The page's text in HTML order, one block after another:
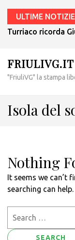
ULTIME NOTIZIE
Turriaco ricorda
FRIULIVG.IT
"FriuliVG" la stampa
Isola del
Nothing
It seems we can’t
searching can help.